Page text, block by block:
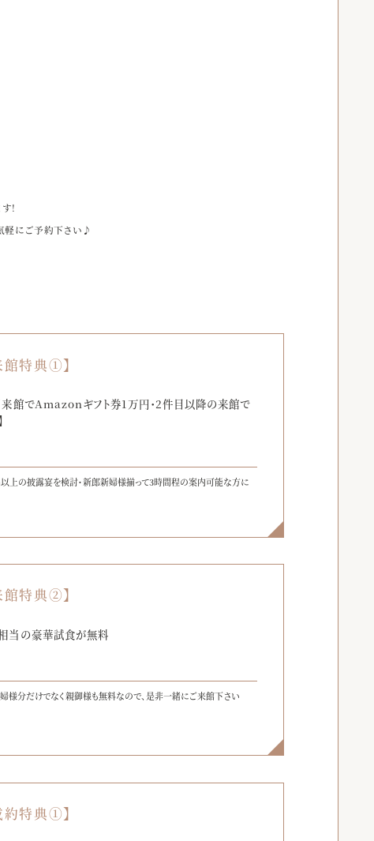
！
軽にご予約下さい♪
館特典①】
来館でAmazonギフト券1万円・2件目以降の来館で
上の披露宴を検討・新郎新婦様揃って3時間程の案内可能な方に
館特典②】
当の豪華試食が無料
様分だけでなく親御様も無料なので、是非一緒にご来館下さい
約特典①】